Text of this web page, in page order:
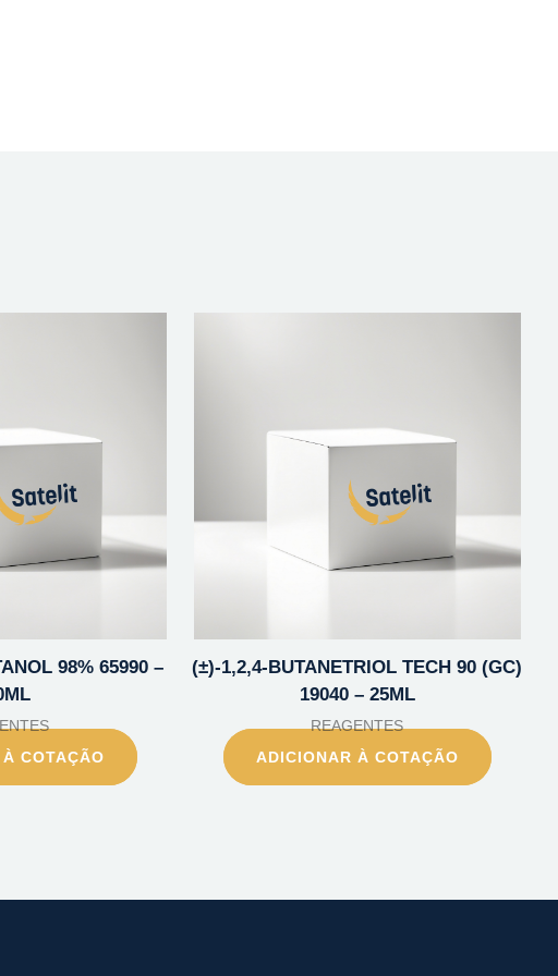
98% 65990 –
COTAÇÃO
(±)-1,2,4-BUTANETRIOL TECH 90 (GC)
19040 – 25ML
REAGENTES
ADICIONAR À COTAÇÃO